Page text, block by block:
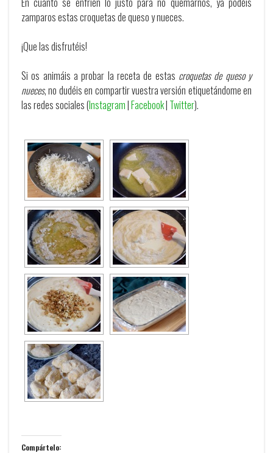
zamparos estas croquetas de queso y nueces.
¡Que las disfrutéis!
Si os animáis a probar la receta de estas croquetas de queso y
nueces, no dudéis en compartir vuestra versión etiquetándome en
las redes sociales (Instagram|Facebook| Twitter).
Compártelo: